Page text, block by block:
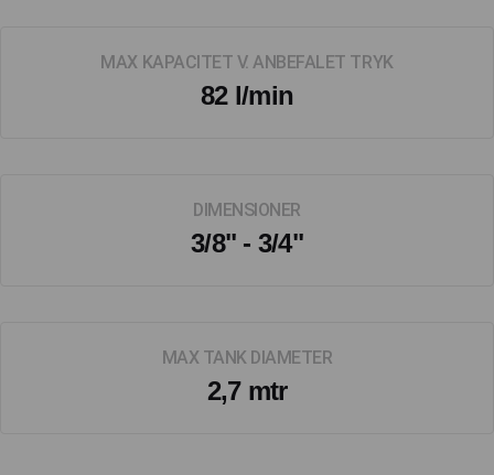
MAX KAPACITET V. ANBEFALET TRYK
82 l/min
DIMENSIONER
3/8" - 3/4"
MAX TANK DIAMETER
2,7 mtr